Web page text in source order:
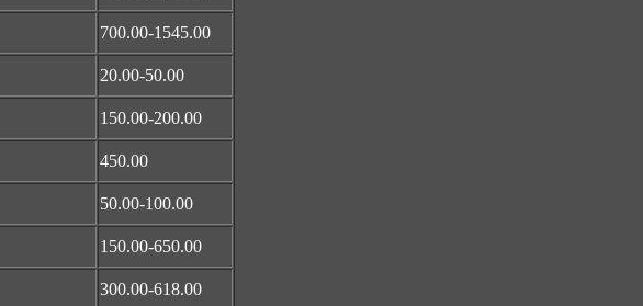
700.00-1545.00
20.00-50.00
150.00-200.00
450.00
50.00-100.00
150.00-650.00
300.00-618.00